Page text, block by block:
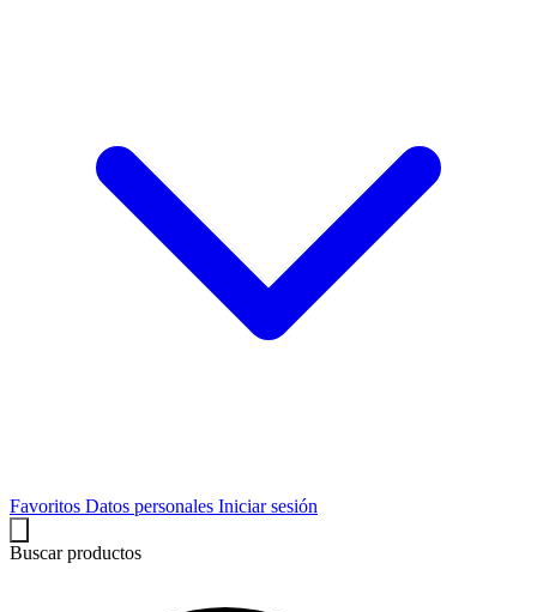
Favoritos Datos personales Iniciar sesión
Buscar productos